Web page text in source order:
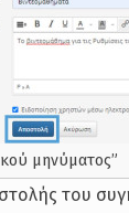
μηνύματος”
του